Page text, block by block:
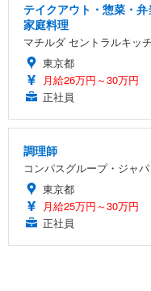
テイクアウト・惣菜・
家庭料理
マチルダ セントラルキッ
東京都
月給26万円～30万円
正社員
調理師
コンパスグループ・ジャ
東京都
月給25万円～30万円
正社員